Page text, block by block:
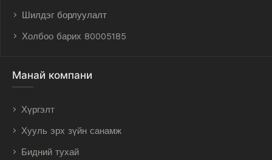
Шилдэг борлуулалт
Холбоо барих 80005185
Манай компани
Хүргэлт
Хууль эрх зүйн санамж
Бидний тухай